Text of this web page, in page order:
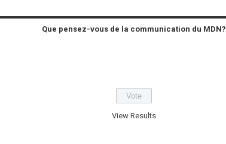
Que pensez-vous de la communication du MDN?
View Results